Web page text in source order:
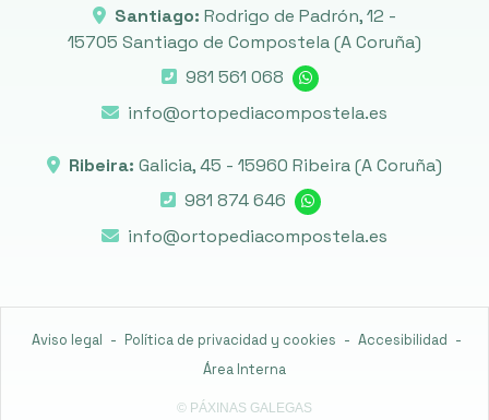
Santiago: Rodrigo de Padrón, 12 -
15705 Santiago de Compostela(A Coruña)
981 561 068
info@ortopediacompostela.es
Ribeira: Galicia, 45 - 15960 Ribeira(A Coruña)
981 874 646
info@ortopediacompostela.es
Aviso legal - Política de privacidad y cookies - Accesibilidad -
Área Interna
© PÁXINAS GALEGAS